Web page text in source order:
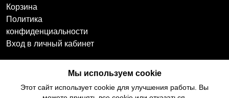
Корзина
Политика
конфиденциальности
Вход в личный кабинет
Наши контакты
ccozy@yandex.ru
Мы в социальных
сетях
Мы используем cookie
Этот сайт использует cookie для улучшения работы. Вы